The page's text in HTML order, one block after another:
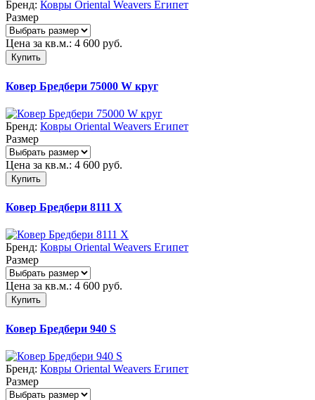
Бренд: Ковры Oriental Weavers Египет
Размер
Цена за кв.м.: 4 600 руб.
Купить
Ковер Бредбери 75000 W круг
Бренд: Ковры Oriental Weavers Египет
Размер
Цена за кв.м.: 4 600 руб.
Купить
Ковер Бредбери 8111 X
Бренд: Ковры Oriental Weavers Египет
Размер
Цена за кв.м.: 4 600 руб.
Купить
Ковер Бредбери 940 S
Бренд: Ковры Oriental Weavers Египет
Размер